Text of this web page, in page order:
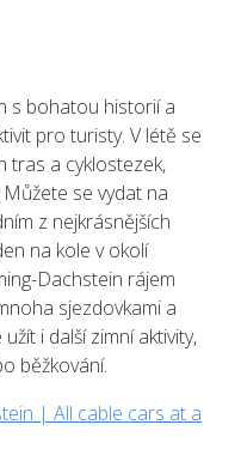
s bohatou historií a
pro turisty. V létě se
tras a cyklostezek,
se vydat na
z nejkrásnějších
na kole v okolí
Dachstein rájem
sjezdovkami a
i další zimní aktivity,
běžkování.
| All cable cars at a